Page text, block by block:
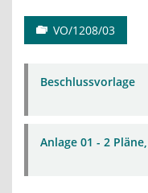
VO/1208/03
Beschlussvorlage
Anlage 01 - 2